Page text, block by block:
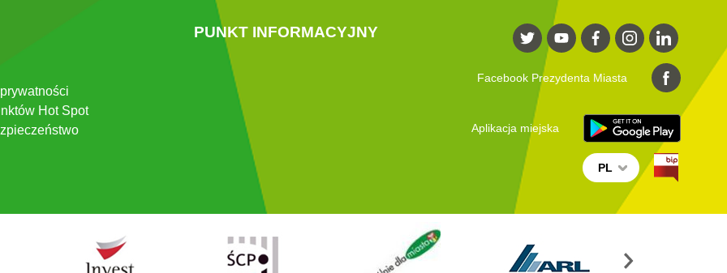
Hot Spot
PUNKT INFORMACYJNY
Facebook Prezydenta Miasta
Aplikacja miejska
PL